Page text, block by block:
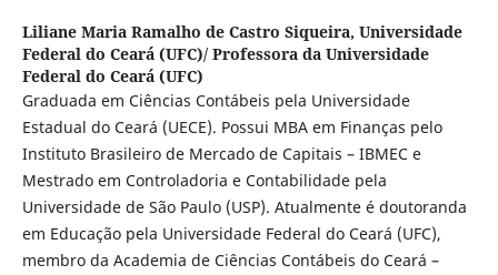
Liliane Maria Ramalho de Castro Siqueira, Universidade
Federal do Ceará (UFC)/ Professora da Universidade
Federal do Ceará (UFC)
Graduada em Ciências Contábeis pela Universidade
Estadual do Ceará (UECE). Possui MBA em Finanças pelo
Instituto Brasileiro de Mercado de Capitais – IBMEC e
Mestrado em Controladoria e Contabilidade pela
Universidade de São Paulo (USP). Atualmente é doutoranda
em Educação pela Universidade Federal do Ceará (UFC),
membro da Academia de Ciências Contábeis do Ceará –